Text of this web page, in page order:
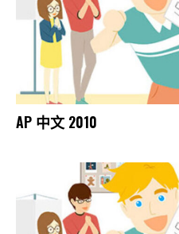
AP 中文 2010